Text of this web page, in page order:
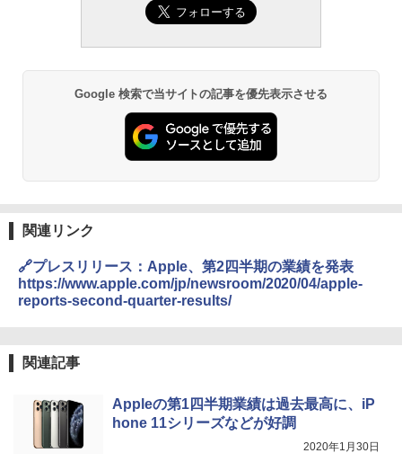
Google 検索で当サイトの記事を優先表示させる
関連リンク
🔗プレスリリース：Apple、第2四半期の業績を発表
https://www.apple.com/jp/newsroom/2020/04/apple-
reports-second-quarter-results/
関連記事
Appleの第1四半期業績は過去最高に、iP
hone 11シリーズなどが好調
2020年1月30日